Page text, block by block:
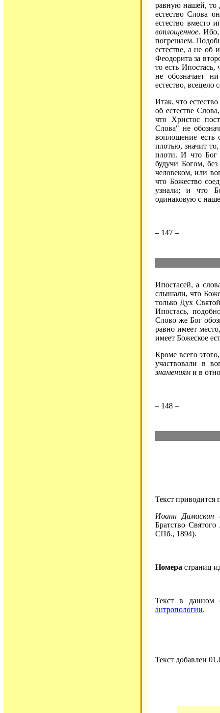
равную нашей, то
естество Слова
естество вместо
воплощенное. Ибо,
погрешаем.
естестве, а не
Феодорита за
то есть
не обозначает
естество, всецело
Итак, что
об естестве
что Христос
Слова" не
воплощение есть
плотью, значит
плоти. И что Бог
будучи Богом,
человеком, или
что Божество
узнали; и что
одинаковую с
– 147 –
Ипостасей, а
слышали, что
только Дух
Ипостась,
Слово же Бог
равно имеет
имеет Божеское
Кроме всего
участвовали в
знамениям и в
– 148 –
Текст приводится
Иоанн Дамаскин
Братство
СПб., 1894).
Номера страниц
Текст в
антропологии.
Текст добавлен